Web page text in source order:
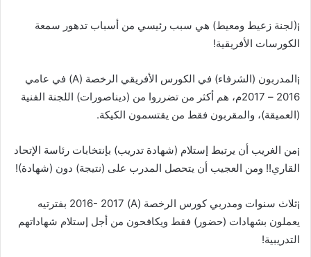
¡(لجنة زعيط ومعيط) هي سبب رئيسي من أسباب تدهور سمعة
الكورسات الأفريقية!
¡المدربون (الشرفاء) في الكورس الأفريقي الرخصة (A) في عامي
2016 – 2017م، هم أكثر من تضرروا من (ديناصورات) اللجنة الفنية
(العميقة)، والمقربون فقط من يقتسمون الكيكة.
¡من الغريب أن يرتبط إستلام (شهادة تدريب) بإنتخابات رئاسة الإتحاد
القاري!! ومن العجيب أن يتحصل المدرب على (نتيجة) دون (شهادة)!
¡ثلاث سنوات ومدربي كورس الرخصة (A) 2016- 2017 بفترتيه
يعملون بشهادات (حضور) فقط ويكافحون من أجل إستلام شهاداتهم
التدريبية!